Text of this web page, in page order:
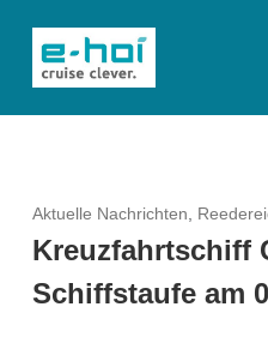
Aktuelle Nachrichten
Kreuzfahrtschiff
Schiffstaufe am